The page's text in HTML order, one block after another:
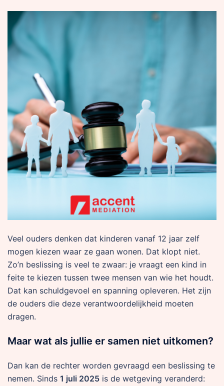
Veel ouders denken dat kinderen vanaf 12 jaar zelf
mogen kiezen waar ze gaan wonen. Dat klopt niet.
Zo’n beslissing is veel te zwaar: je vraagt een kind in
feite te kiezen tussen twee mensen van wie het houdt.
Dat kan schuldgevoel en spanning opleveren. Het zijn
de ouders die deze verantwoordelijkheid moeten
dragen.
Maar wat als jullie er samen niet uitkomen?
Dan kan de rechter worden gevraagd een beslissing te
nemen. Sinds 1 juli 2025 is de wetgeving veranderd: